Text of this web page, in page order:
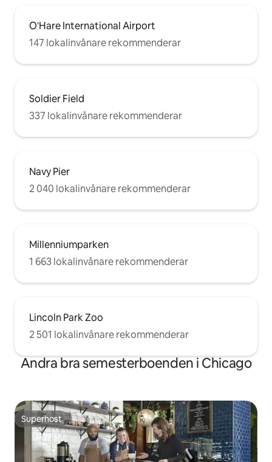
O'Hare International Airport
147 lokalinvånare rekommenderar
Soldier Field
337 lokalinvånare rekommenderar
Navy Pier
2 040 lokalinvånare rekommenderar
Millenniumparken
1 663 lokalinvånare rekommenderar
Lincoln Park Zoo
2 501 lokalinvånare rekommenderar
Andra bra semesterboenden i Chicago
Superhost
Superhost